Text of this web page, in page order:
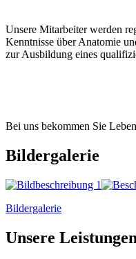
Unsere Mitarbeiter werden
Kenntnisse über Anatomie
zur Ausbildung eines
Bei uns bekommen Sie
Bildergalerie
Bildergalerie
Unsere Leistungen